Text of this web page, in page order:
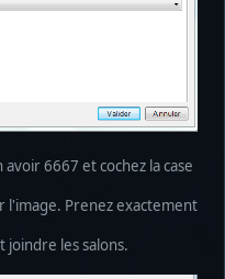
6667 et cochez la case
l'image. Prenez exactement
joindre les salons.